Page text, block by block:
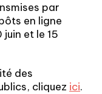
par
en ligne
et le 15
des
cliquez ici.